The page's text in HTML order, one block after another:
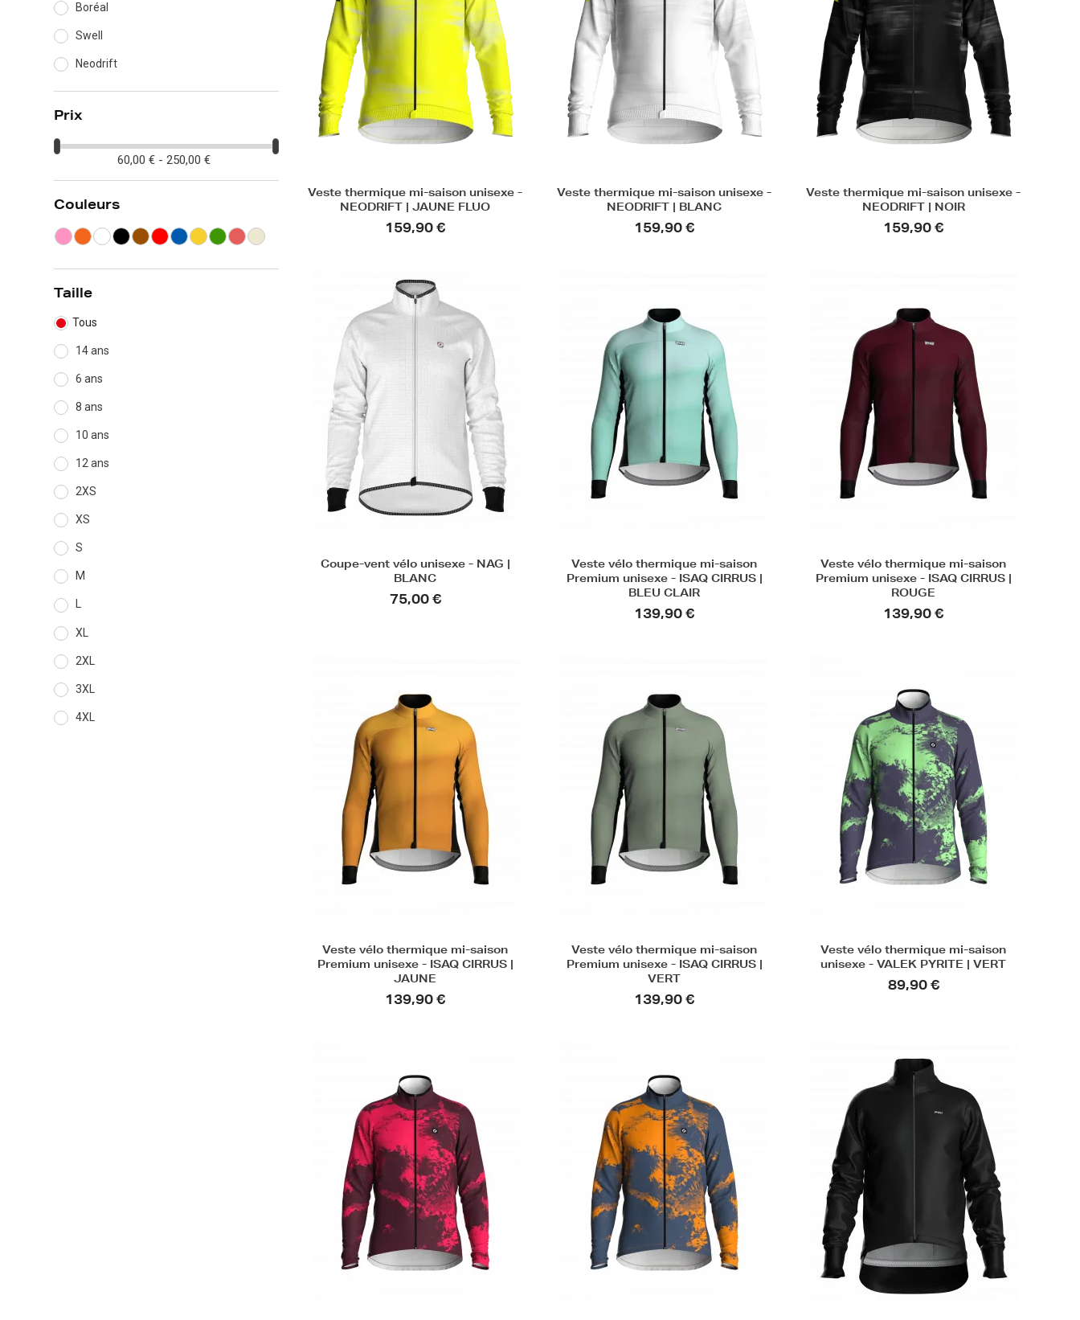
Boréal
Swell
Neodrift
Prix
60,00 € - 250,00 €
Couleurs
Taille
Tous
14 ans
6 ans
8 ans
10 ans
12 ans
2XS
XS
S
M
L
XL
2XL
3XL
4XL
Veste thermique mi-saison unisexe -
NEODRIFT | JAUNE FLUO
159,90 €
Veste thermique mi-saison unisexe -
NEODRIFT | BLANC
159,90 €
Veste thermique mi-saison unisexe -
NEODRIFT | NOIR
159,90 €
Coupe-vent vélo unisexe - NAG |
BLANC
75,00 €
Veste vélo thermique mi-saison
Premium unisexe - ISAQ CIRRUS |
BLEU CLAIR
139,90 €
Veste vélo thermique mi-saison
Premium unisexe - ISAQ CIRRUS |
ROUGE
139,90 €
Veste vélo thermique mi-saison
Premium unisexe - ISAQ CIRRUS |
JAUNE
139,90 €
Veste vélo thermique mi-saison
Premium unisexe - ISAQ CIRRUS |
VERT
139,90 €
Veste vélo thermique mi-saison
unisexe - VALEK PYRITE | VERT
89,90 €